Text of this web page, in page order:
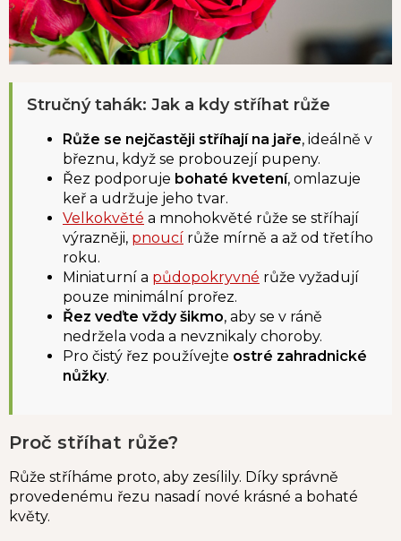
Stručný tahák: Jak a kdy stříhat růže
Růže se nejčastěji stříhají na jaře, ideálně v
březnu, když se probouzejí pupeny.
Řez podporuje bohaté kvetení, omlazuje
keř a udržuje jeho tvar.
Velkokvěté a mnohokvěté růže se stříhají
výrazněji, pnoucí růže mírně a až od třetího
roku.
Miniaturní a půdopokryvné růže vyžadují
pouze minimální prořez.
Řez veďte vždy šikmo, aby se v ráně
nedržela voda a nevznikaly choroby.
Pro čistý řez používejte ostré zahradnické
nůžky.
Proč stříhat růže?
Růže stříháme proto, aby zesílily. Díky správně
provedenému řezu nasadí nové krásné a bohaté
květy.